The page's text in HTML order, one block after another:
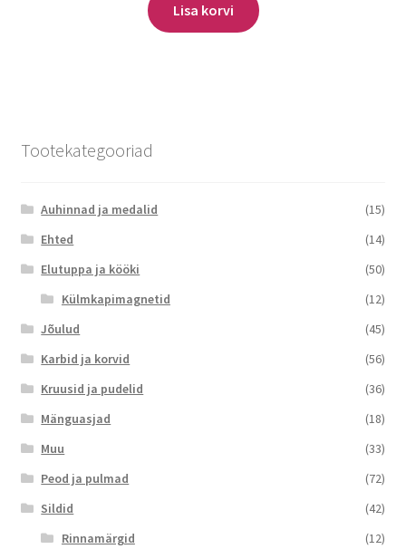
Lisa korvi
Tootekategooriad
Auhinnad ja medalid
(15)
Ehted
(14)
Elutuppa ja kööki
(50)
Külmkapimagnetid
(12)
Jõulud
(45)
Karbid ja korvid
(56)
Kruusid ja pudelid
(36)
Mänguasjad
(18)
Muu
(33)
Peod ja pulmad
(72)
Sildid
(42)
Rinnamärgid
(12)